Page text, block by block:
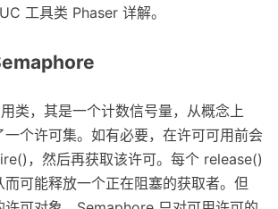
工具类 Phaser 详解。
类，其是一个计数信号量，从概念上
个许可集。如有必要，在许可可用前会
，然后再获取该许可。每个 release()
可能释放一个正在阻塞的获取者。但